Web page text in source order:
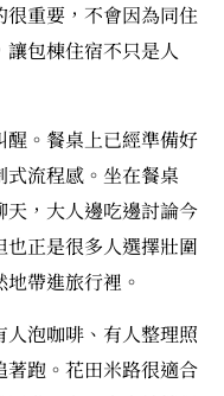
重要，不會因為同住
包棟住宿不只是人
。餐桌上已經準備好
流程感。坐在餐桌
，大人邊吃邊討論今
正是很多人選擇壯圍
帶進旅行裡。
泡咖啡、有人整理照
著跑。花田米路很適合